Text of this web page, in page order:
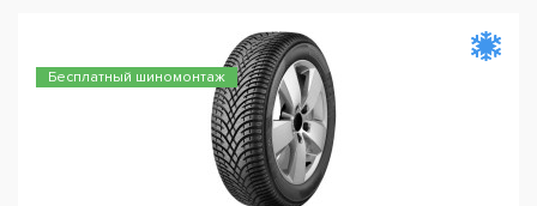
Бесплатный шиномонтаж